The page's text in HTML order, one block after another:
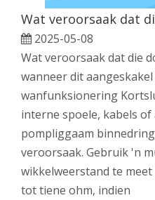
2025-05-08
Wat veroorsaak dat die
wanneer dit
wanfunksionering
interne spoele, kabels
pompliggaam
veroorsaak. Gebruik 'n
wikkelweerstand te
tot tiene ohm, indien